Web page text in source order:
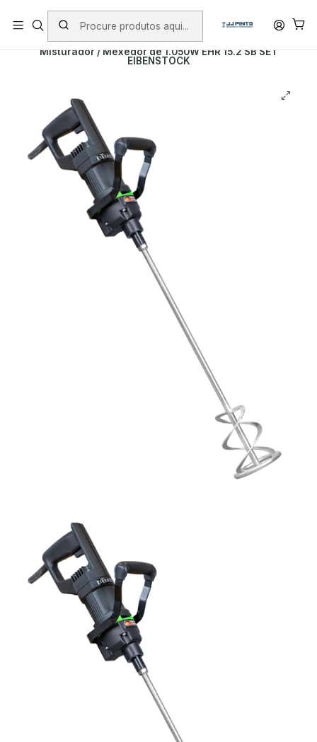
PORTES INCLUÍDOS EM ENCOMENDAS +75€ (excepto ilhas)
Início PRODUTOS
FERRAMENTAS COM FIO
Misturador / Mexedor de 1.050W EHR 15.2 SB SET
EIBENSTOCK